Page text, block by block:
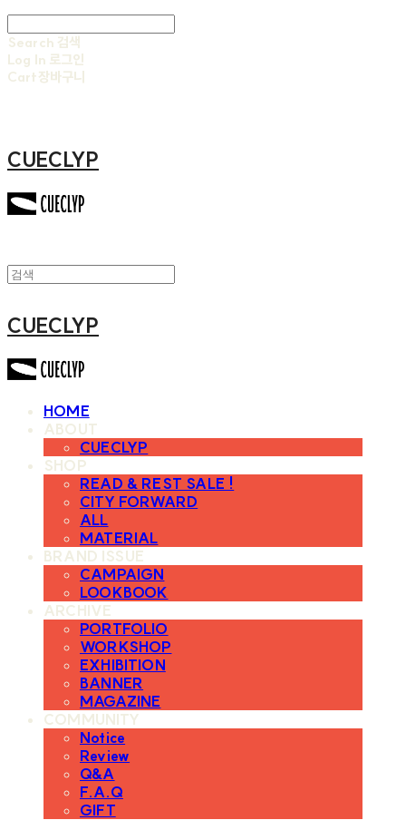
Search 검색
Log In 로그인
Cart장바구니
CUECLYP
CUECLYP
HOME
ABOUT
CUECLYP
SHOP
READ & REST SALE !
CITY FORWARD
ALL
MATERIAL
BRAND ISSUE
CAMPAIGN
LOOKBOOK
ARCHIVE
PORTFOLIO
WORKSHOP
EXHIBITION
BANNER
MAGAZINE
COMMUNITY
Notice
Review
Q&A
F.A.Q
GIFT